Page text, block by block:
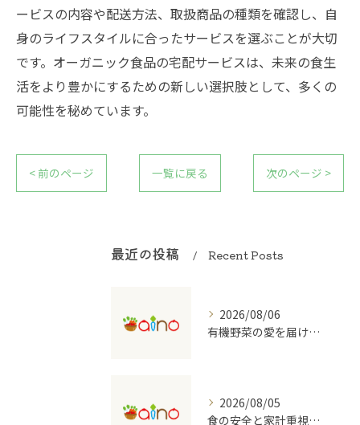
ービスの内容や配送方法、取扱商品の種類を確認し、自
身のライフスタイルに合ったサービスを選ぶことが大切
です。オーガニック食品の宅配サービスは、未来の食生
活をより豊かにするための新しい選択肢として、多くの
可能性を秘めています。
< 前のページ 一覧に戻る 次のページ >
最近の投稿 Recent Posts
2026/08/06
有機野菜の愛を届ける宅配の魅力
2026/08/05
食の安全と家計重視の有機野菜宅配を大阪府で始めるコツ